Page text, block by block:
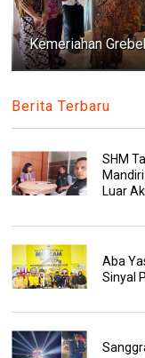
Kemeriahan
Berita Terbaru
SHM
Luar
Aba
Sinyal